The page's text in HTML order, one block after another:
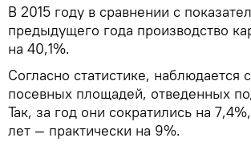
В 2015 году в сравнении с
предыдущего года производство
на 40,1%.
Согласно статистике, наблюдается
посевных площадей, отведенных
Так, за год они сократились на
лет — практически на 9%.